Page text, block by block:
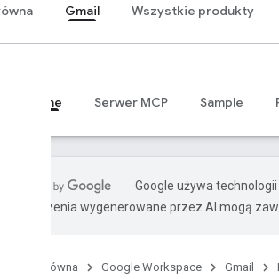
Gmail Wszystkie produkty
Serwer MCP Sample
Google używa
Tłumaczenia wygenerowane przez AI mogą
Strona główna Google Workspace Gmail